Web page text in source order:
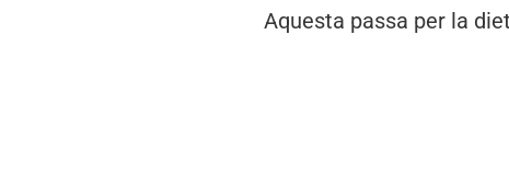
Aquesta passa per la